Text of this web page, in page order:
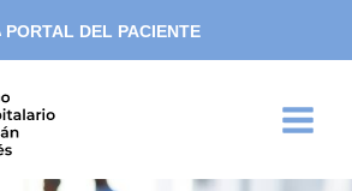
PORTAL DEL PACIENTE
Menu